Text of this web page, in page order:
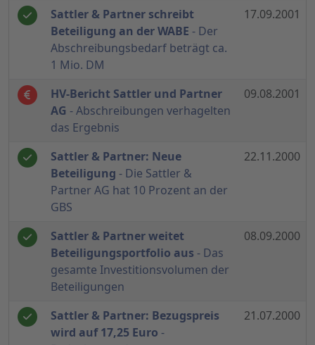
Sattler & Partner schreibt
Beteiligung an der WABE - Der
Abschreibungsbedarf beträgt ca.
1 Mio. DM
17.09.2001
HV-Bericht Sattler und Partner
AG - Abschreibungen verhagelten
das Ergebnis
09.08.2001
Sattler & Partner: Neue
Beteiligung - Die Sattler &
Partner AG hat 10 Prozent an der
GBS
22.11.2000
Sattler & Partner weitet
Beteiligungsportfolio aus - Das
gesamte Investitionsvolumen der
Beteiligungen
08.09.2000
Sattler & Partner: Bezugspreis
wird auf 17,25 Euro -
21.07.2000